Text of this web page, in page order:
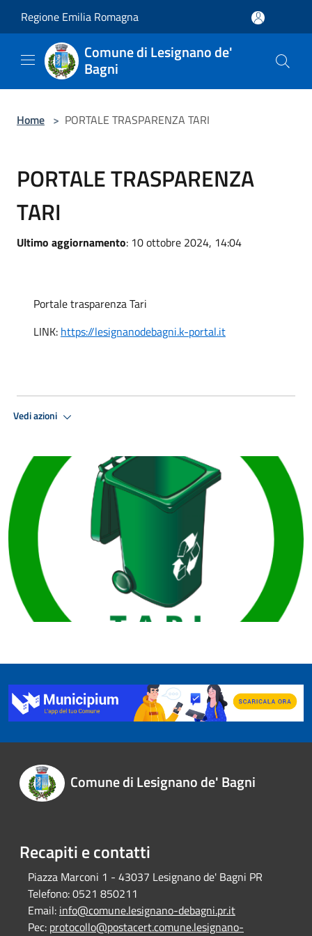
Regione Emilia Romagna
Comune di Lesignano de'
Bagni
Home > PORTALE TRASPARENZA TARI
PORTALE TRASPARENZA
TARI
Ultimo aggiornamento: 10 ottobre 2024, 14:04
Portale trasparenza Tari
LINK: https://lesignanodebagni.k-portal.it
Vedi azioni
Comune di Lesignano de' Bagni
Recapiti e contatti
Piazza Marconi 1 - 43037 Lesignano de' Bagni PR
Telefono:0521 850211
Email: info@comune.lesignano-debagni.pr.it
Pec: protocollo@postacert.comune.lesignano-